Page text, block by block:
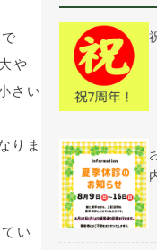
や
さい
りま
い